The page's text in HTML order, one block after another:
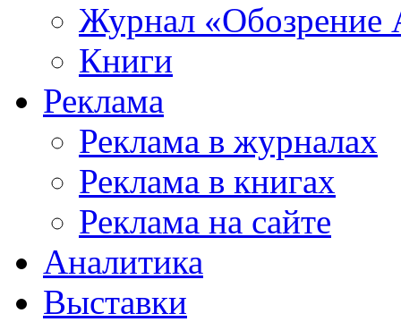
Журнал «Обозрение
Книги
Реклама
Реклама в журналах
Реклама в книгах
Реклама на сайте
Аналитика
Выставки